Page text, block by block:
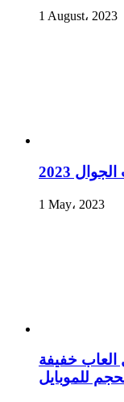
1 August، 2023
1 May، 2023
العاب خفيفة
للموبايل